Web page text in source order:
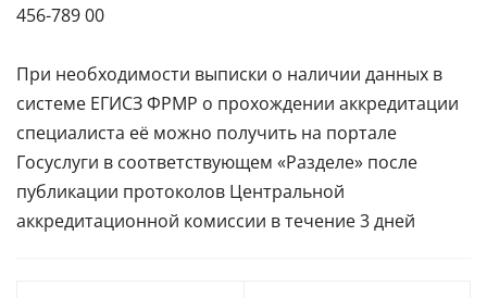
456-789 00
При необходимости выписки о наличии данных в
системе ЕГИСЗ ФРМР о прохождении аккредитации
специалиста её можно получить на портале
Госуслуги в соответствующем «Разделе» после
публикации протоколов Центральной
аккредитационной комиссии в течение 3 дней